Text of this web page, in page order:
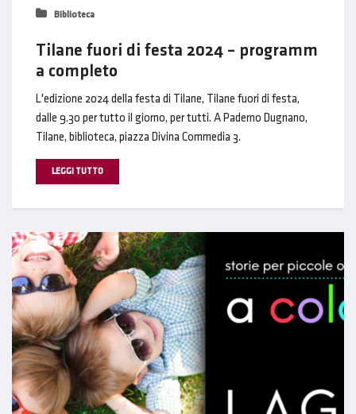
Biblioteca
Tilane fuori di festa 2024 – programm
a completo
L'edizione 2024 della festa di Tilane, Tilane fuori di festa,
dalle 9.30 per tutto il giorno, per tutti. A Paderno Dugnano,
Tilane, biblioteca, piazza Divina Commedia 3.
LEGGI TUTTO